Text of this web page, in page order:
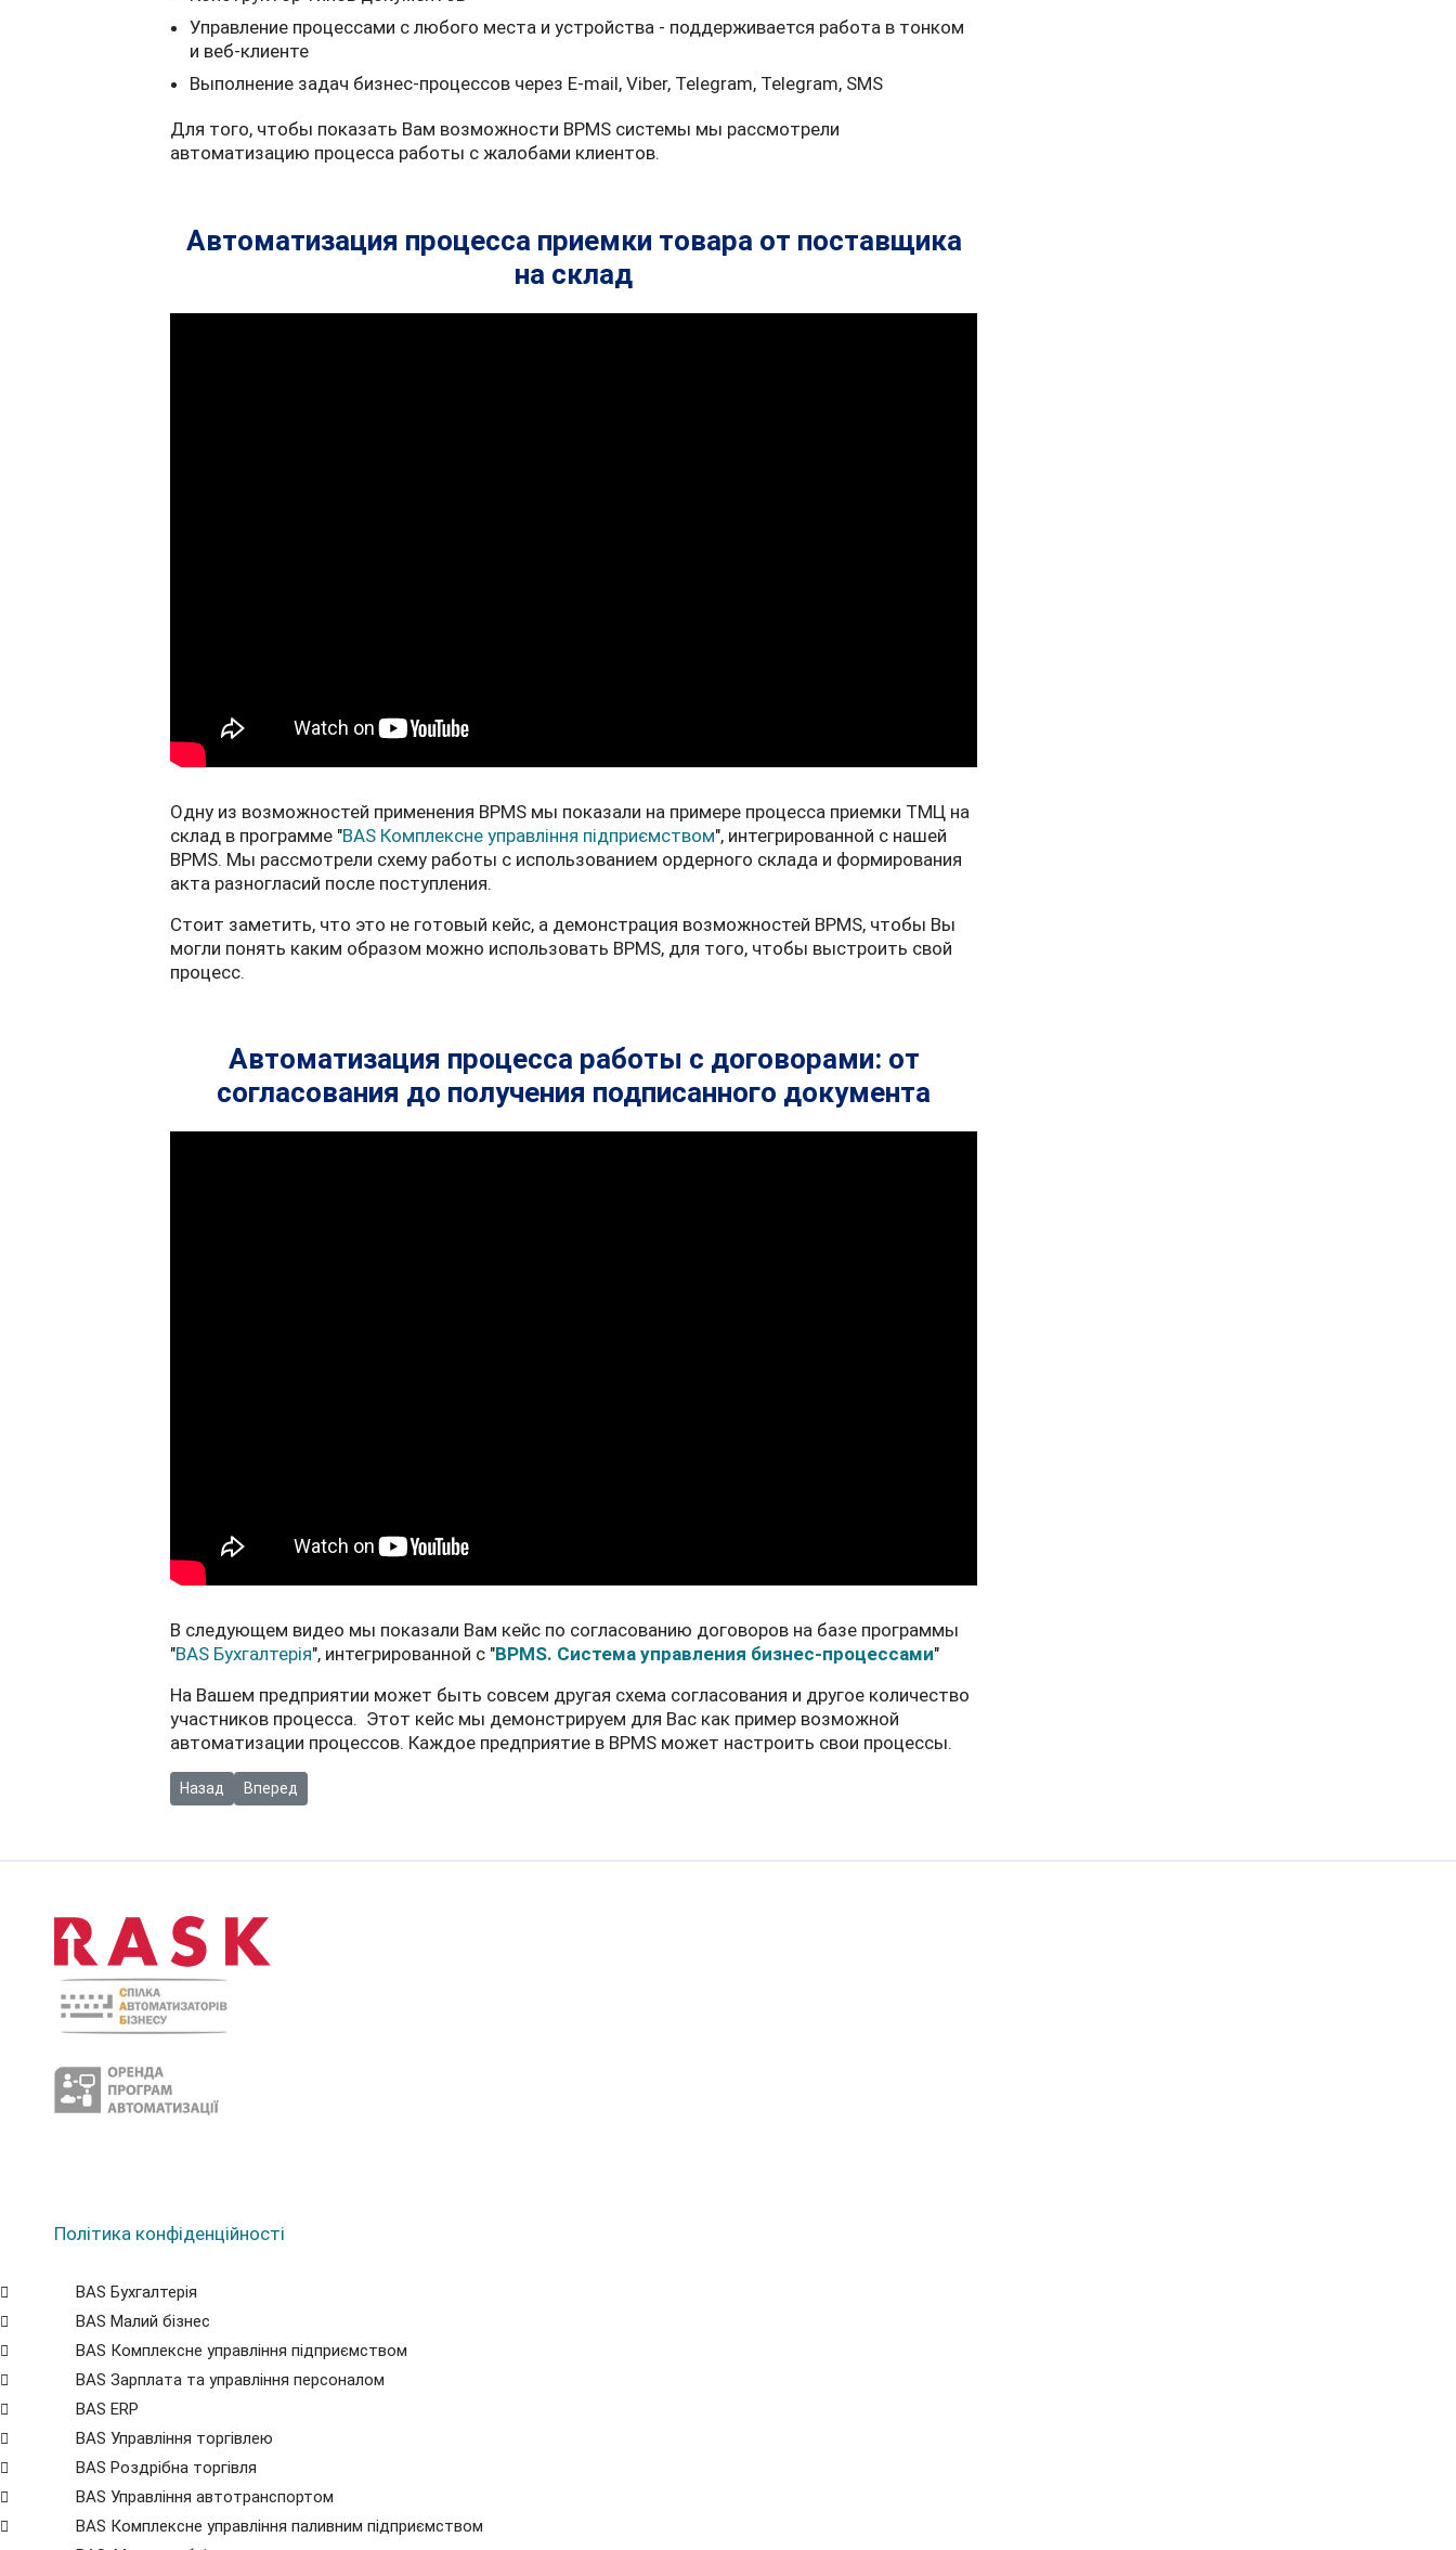
Управление процессами с любого места и устройства - поддерживается работа в тонком
и веб-клиенте
Выполнение задач бизнес-процессов через E-mail, Viber, Telegram, Telegram, SMS
Для того, чтобы показать Вам возможности BPMS системы мы рассмотрели
автоматизацию процесса работы с жалобами клиентов.
Автоматизация процесса приемки товара от поставщика
на склад
Одну из возможностей применения BPMS мы показали на примере процесса приемки ТМЦ на
склад в программе "BAS Комплексне управління підприємством", интегрированной с нашей
BPMS. Мы рассмотрели схему работы с использованием ордерного склада и формирования
акта разногласий после поступления.
Стоит заметить, что это не готовый кейс, а демонстрация возможностей BPMS, чтобы Вы
могли понять каким образом можно использовать BPMS, для того, чтобы выстроить свой
процесс.
Автоматизация процесса работы с договорами: от
согласования до получения подписанного документа
В следующем видео мы показали Вам кейс по согласованию договоров на базе программы
"BAS Бухгалтерія", интегрированной с "BPMS. Система управления бизнес-процессами"
На Вашем предприятии может быть совсем другая схема согласования и другое количество
участников процесса. Этот кейс мы демонстрируем для Вас как пример возможной
автоматизации процессов. Каждое предприятие в BPMS может настроить свои процессы.
Предыдущий: Новинка! Модуль для автоматического формирования электронных ТТН в программах BAS
Назад Следующий: Новые внешние регламентированные отчеты "Декларация по НДС", "Уточняющий расчет по НДС" и "Форма 20-ОПП"
Вперед
Політика конфіденційності
BAS Бухгалтерія
BAS Малий бізнес
BAS Комплексне управління підприємством
BAS Зарплата та управління персоналом
BAS ERP
BAS Управління торгівлею
BAS Роздрібна торгівля
BAS Управління автотранспортом
BAS Комплексне управління паливним підприємством